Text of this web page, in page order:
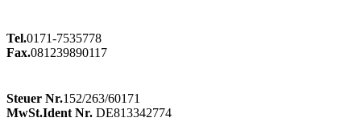
Tel.0171-7535778
Fax.081239890117
Steuer Nr.152/263/60171
MwSt.Ident Nr. DE813342774